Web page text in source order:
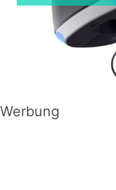
Werbung